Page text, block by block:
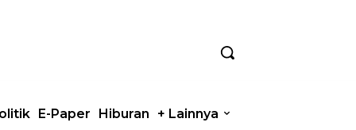
E-Paper Hiburan + Lainnya